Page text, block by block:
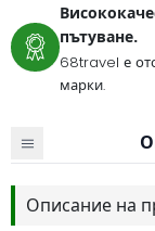
пътуване.
68travel е
марки.
Описание на